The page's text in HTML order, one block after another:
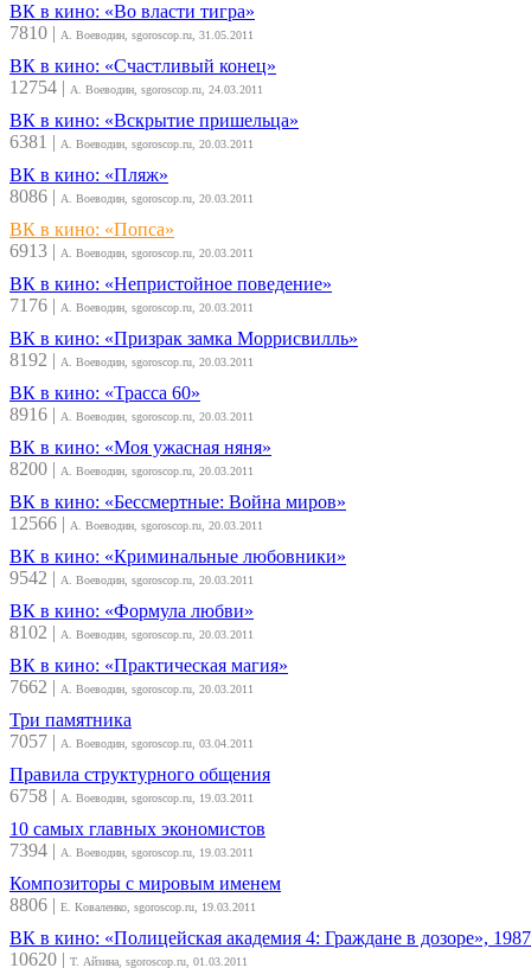
ВК в кино: «Во власти тигра»
7810 | А. Воеводин, sgoroscop.ru, 31.05.2011
ВК в кино: «Счастливый конец»
12754 | А. Воеводин, sgoroscop.ru, 24.03.2011
ВК в кино: «Вскрытие пришельца»
6381 | А. Воеводин, sgoroscop.ru, 20.03.2011
ВК в кино: «Пляж»
8086 | А. Воеводин, sgoroscop.ru, 20.03.2011
ВК в кино: «Попса»
6913 | А. Воеводин, sgoroscop.ru, 20.03.2011
ВК в кино: «Непристойное поведение»
7176 | А. Воеводин, sgoroscop.ru, 20.03.2011
ВК в кино: «Призрак замка Моррисвилль»
8192 | А. Воеводин, sgoroscop.ru, 20.03.2011
ВК в кино: «Трасса 60»
8916 | А. Воеводин, sgoroscop.ru, 20.03.2011
ВК в кино: «Моя ужасная няня»
8200 | А. Воеводин, sgoroscop.ru, 20.03.2011
ВК в кино: «Бессмертные: Война миров»
12566 | А. Воеводин, sgoroscop.ru, 20.03.2011
ВК в кино: «Криминальные любовники»
9542 | А. Воеводин, sgoroscop.ru, 20.03.2011
ВК в кино: «Формула любви»
8102 | А. Воеводин, sgoroscop.ru, 20.03.2011
ВК в кино: «Практическая магия»
7662 | А. Воеводин, sgoroscop.ru, 20.03.2011
Три памятника
7057 | А. Воеводин, sgoroscop.ru, 03.04.2011
Правила структурного общения
6758 | А. Воеводин, sgoroscop.ru, 19.03.2011
10 самых главных экономистов
7394 | А. Воеводин, sgoroscop.ru, 19.03.2011
Композиторы с мировым именем
8806 | Е. Коваленко, sgoroscop.ru, 19.03.2011
ВК в кино: «Полицейская академия 4: Граждане в дозоре», 1987
10620 | Т. Айзина, sgoroscop.ru, 01.03.2011